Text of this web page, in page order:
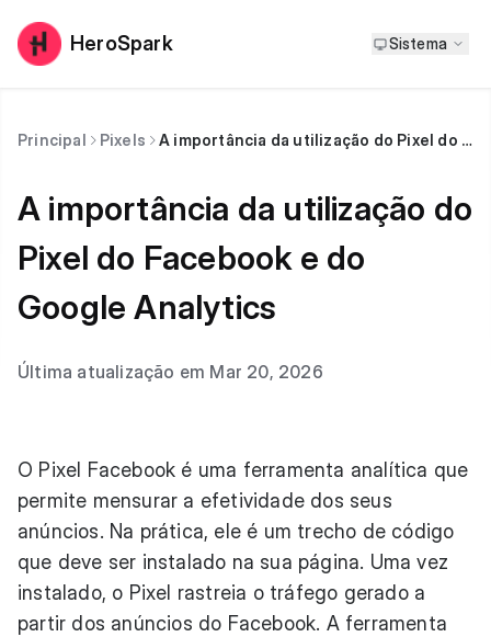
HeroSpark Sistema
Principal Pixels A importância da utilização do Pixel do Facebook e do Google Analytics
A importância da utilização do
Pixel do Facebook e do
Google Analytics
Última atualização em Mar 20, 2026
O Pixel Facebook é uma ferramenta analítica que
permite mensurar a efetividade dos seus
anúncios. Na prática, ele é um trecho de código
que deve ser instalado na sua página. Uma vez
instalado, o Pixel rastreia o tráfego gerado a
partir dos anúncios do Facebook. A ferramenta